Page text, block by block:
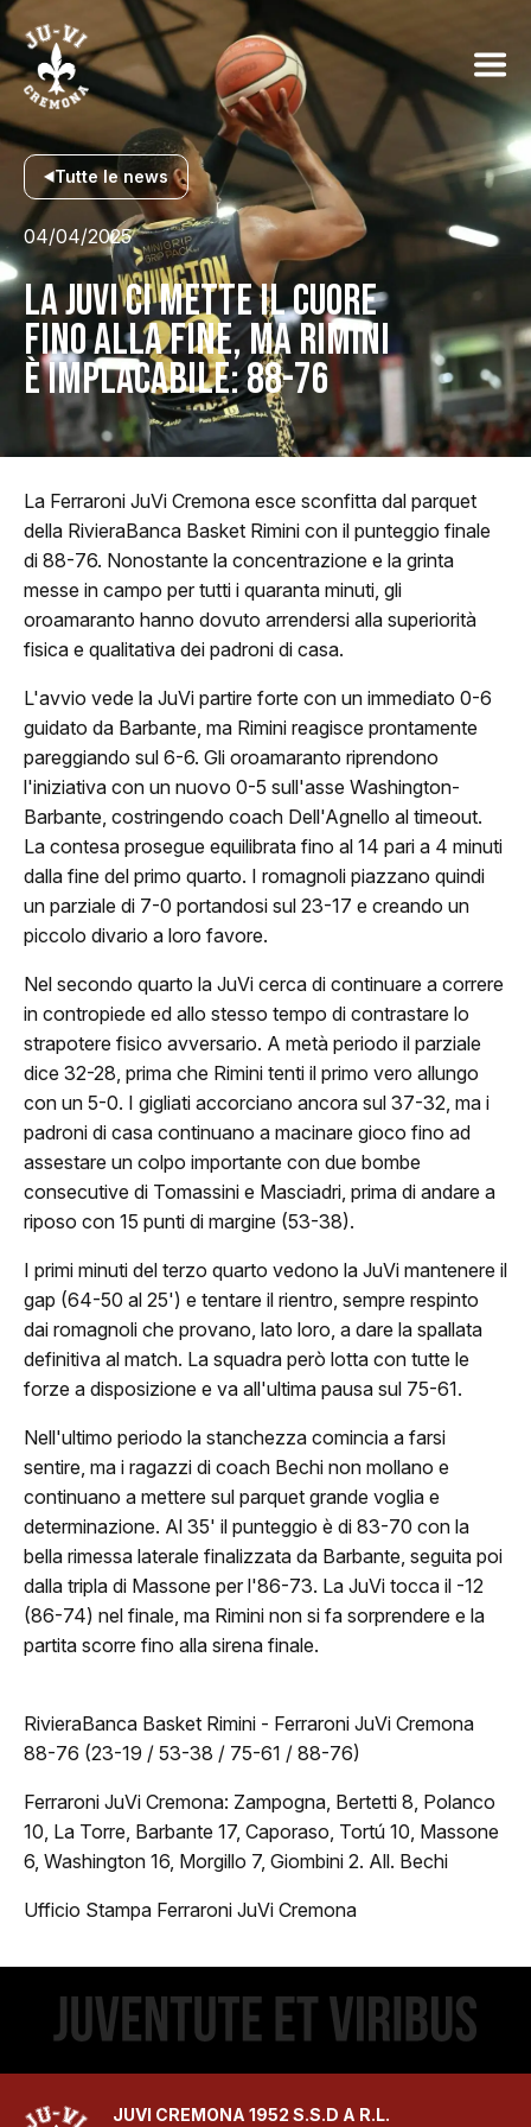
Tutte le news
04/04/2025
LA JUVI CI METTE IL CUORE
FINO ALLA FINE, MA RIMINI
È IMPLACABILE: 88-76
Storia
Squadra 25/26
Organigramma
Classifica
Calendario
JuVi Sponsor
Diventa Sponsor
Biglietti
Abbonamenti
Accrediti Stampa
Settore Giovanile
Photo Gallery
Video
La Ferraroni JuVi Cremona esce sconfitta dal parquet
della RivieraBanca Basket Rimini con il punteggio finale
di 88-76. Nonostante la concentrazione e la grinta
messe in campo per tutti i quaranta minuti, gli
oroamaranto hanno dovuto arrendersi alla superiorità
fisica e qualitativa dei padroni di casa.
L'avvio vede la JuVi partire forte con un immediato 0-6
guidato da Barbante, ma Rimini reagisce prontamente
pareggiando sul 6-6. Gli oroamaranto riprendono
l'iniziativa con un nuovo 0-5 sull'asse Washington-
Barbante, costringendo coach Dell'Agnello al timeout.
La contesa prosegue equilibrata fino al 14 pari a 4 minuti
dalla fine del primo quarto. I romagnoli piazzano quindi
un parziale di 7-0 portandosi sul 23-17 e creando un
piccolo divario a loro favore.
Nel secondo quarto la JuVi cerca di continuare a correre
in contropiede ed allo stesso tempo di contrastare lo
strapotere fisico avversario. A metà periodo il parziale
dice 32-28, prima che Rimini tenti il primo vero allungo
con un 5-0. I gigliati accorciano ancora sul 37-32, ma i
padroni di casa continuano a macinare gioco fino ad
assestare un colpo importante con due bombe
consecutive di Tomassini e Masciadri, prima di andare a
riposo con 15 punti di margine (53-38).
I primi minuti del terzo quarto vedono la JuVi mantenere il
gap (64-50 al 25') e tentare il rientro, sempre respinto
dai romagnoli che provano, lato loro, a dare la spallata
definitiva al match. La squadra però lotta con tutte le
forze a disposizione e va all'ultima pausa sul 75-61.
Nell'ultimo periodo la stanchezza comincia a farsi
sentire, ma i ragazzi di coach Bechi non mollano e
continuano a mettere sul parquet grande voglia e
determinazione. Al 35' il punteggio è di 83-70 con la
bella rimessa laterale finalizzata da Barbante, seguita poi
dalla tripla di Massone per l'86-73. La JuVi tocca il -12
(86-74) nel finale, ma Rimini non si fa sorprendere e la
partita scorre fino alla sirena finale.
RivieraBanca Basket Rimini - Ferraroni JuVi Cremona
88-76 (23-19 / 53-38 / 75-61 / 88-76)
Ferraroni JuVi Cremona: Zampogna, Bertetti 8, Polanco
10, La Torre, Barbante 17, Caporaso, Tortú 10, Massone
6, Washington 16, Morgillo 7, Giombini 2. All. Bechi​​​​​​​​​​​​​​​​
Ufficio Stampa Ferraroni JuVi Cremona
JUVI CREMONA 1952 S.S.D A R.L.